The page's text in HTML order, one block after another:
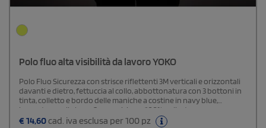
Polo fluo alta visibilità da lavoro YOKO
Polo Fluo Sicurezza con strisce riflettenti 3M verticali e orizzontali
davanti e dietro, fettuccia al collo, abbottonatura con 3 bottoni in
tinta, colletto e bordo delle maniche a costine in navy blue,
impunture sulla base.Composizione: 100% poliestere
€ 14,60 cad. iva esclusa per 100 pz